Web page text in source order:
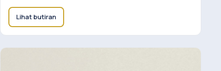
Lihat butiran